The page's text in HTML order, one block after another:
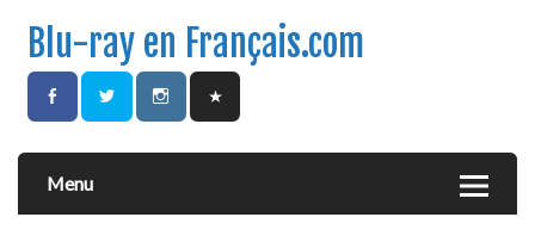
Blu-ray en Français.com
Menu